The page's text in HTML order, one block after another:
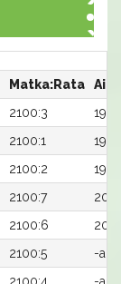
Matka:Rata
Aika
2100:3
2100:1
2100:2
2100:7
2100:6
2100:5
-a